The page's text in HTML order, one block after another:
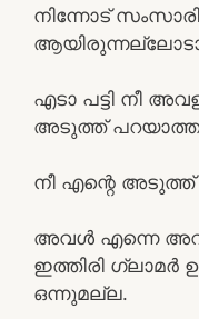
നിന്നോട്
എടാ പട്ടി നീ
അടുത്ത്
നീ എന്റെ അടുത്ത്
അവൾ എന്നെ
ഇത്തിരി ഗ്ലാമർ
ഒന്നുമല്ല.